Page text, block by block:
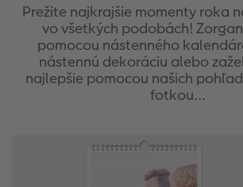
Prežite najkrajšie momenty roka
vo všetkých podobách!
pomocou nástenného
nástennú dekoráciu alebo
najlepšie pomocou našich
fotkou...